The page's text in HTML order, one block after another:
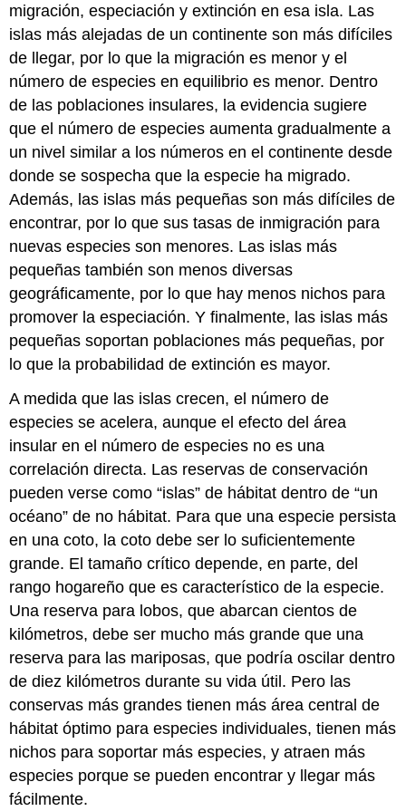
migración, especiación y extinción en esa isla. Las
islas más alejadas de un continente son más difíciles
de llegar, por lo que la migración es menor y el
número de especies en equilibrio es menor. Dentro
de las poblaciones insulares, la evidencia sugiere
que el número de especies aumenta gradualmente a
un nivel similar a los números en el continente desde
donde se sospecha que la especie ha migrado.
Además, las islas más pequeñas son más difíciles de
encontrar, por lo que sus tasas de inmigración para
nuevas especies son menores. Las islas más
pequeñas también son menos diversas
geográficamente, por lo que hay menos nichos para
promover la especiación. Y finalmente, las islas más
pequeñas soportan poblaciones más pequeñas, por
lo que la probabilidad de extinción es mayor.
A medida que las islas crecen, el número de
especies se acelera, aunque el efecto del área
insular en el número de especies no es una
correlación directa. Las reservas de conservación
pueden verse como “islas” de hábitat dentro de “un
océano” de no hábitat. Para que una especie persista
en una coto, la coto debe ser lo suficientemente
grande. El tamaño crítico depende, en parte, del
rango hogareño que es característico de la especie.
Una reserva para lobos, que abarcan cientos de
kilómetros, debe ser mucho más grande que una
reserva para las mariposas, que podría oscilar dentro
de diez kilómetros durante su vida útil. Pero las
conservas más grandes tienen más área central de
hábitat óptimo para especies individuales, tienen más
nichos para soportar más especies, y atraen más
especies porque se pueden encontrar y llegar más
fácilmente.